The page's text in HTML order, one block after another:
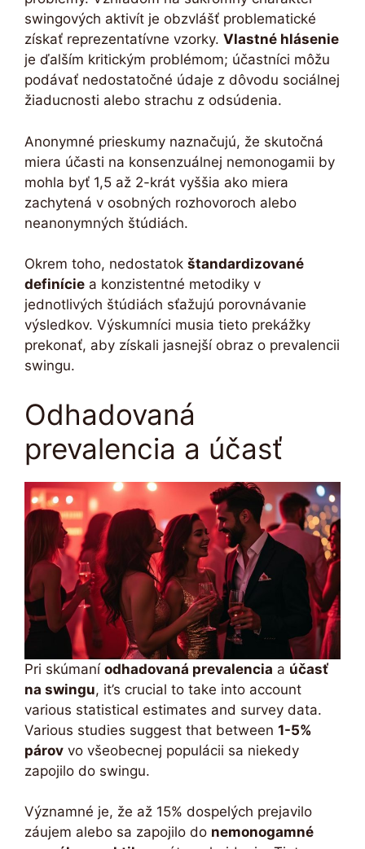
swingových aktivít je obzvlášť problematické
získať reprezentatívne vzorky. Vlastné hlásenie
je ďalším kritickým problémom; účastníci môžu
podávať nedostatočné údaje z dôvodu sociálnej
žiaducnosti alebo strachu z odsúdenia.
Anonymné prieskumy naznačujú, že skutočná
miera účasti na konsenzuálnej nemonogamii by
mohla byť 1,5 až 2-krát vyššia ako miera
zachytená v osobných rozhovoroch alebo
neanonymných štúdiách.
Okrem toho, nedostatok štandardizované
definície a konzistentné metodiky v
jednotlivých štúdiách sťažujú porovnávanie
výsledkov. Výskumníci musia tieto prekážky
prekonať, aby získali jasnejší obraz o prevalencii
swingu.
Odhadovaná
prevalencia a účasť
Pri skúmaní odhadovaná prevalencia a účasť
na swingu, it’s crucial to take into account
various statistical estimates and survey data.
Various studies suggest that between 1-5%
párov vo všeobecnej populácii sa niekedy
zapojilo do swingu.
Významné je, že až 15% dospelých prejavilo
záujem alebo sa zapojilo do nemonogamné